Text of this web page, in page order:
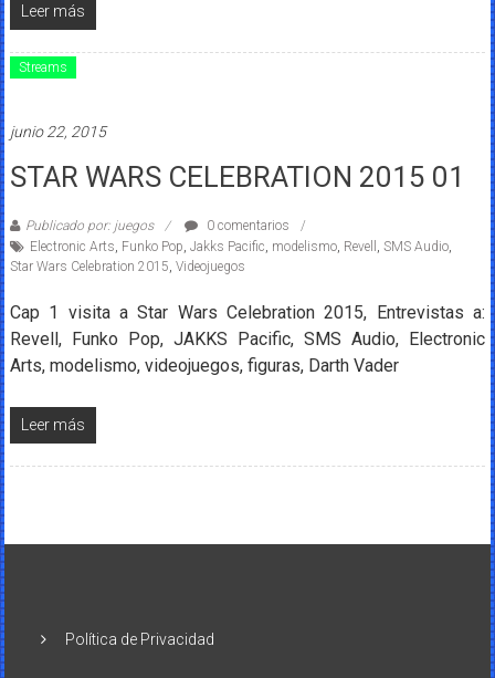
Leer más
Streams
junio 22, 2015
STAR WARS CELEBRATION 2015 01
Publicado por: juegos
0 comentarios
Electronic Arts Funko Pop Jakks Pacific modelismo, Revell SMS Audio,
Star Wars Celebration 2015 Videojuegos
Cap 1 visita a Star Wars Celebration 2015, Entrevistas a:
Revell, Funko Pop, JAKKS Pacific, SMS Audio, Electronic
Arts, modelismo, videojuegos, figuras, Darth Vader
Leer más
Política de Privacidad